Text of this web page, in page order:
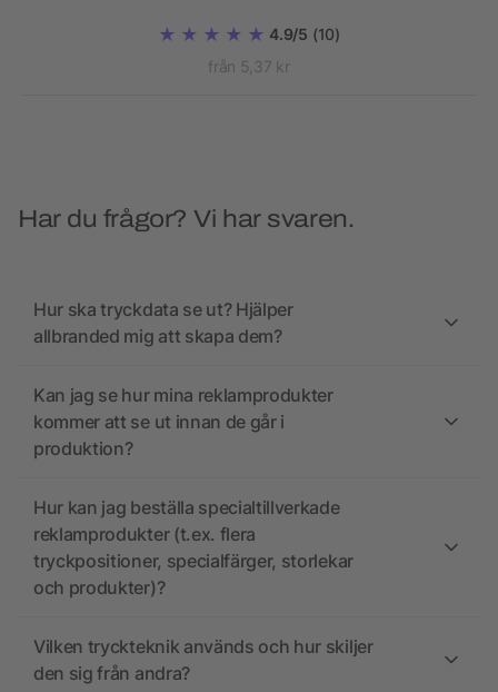
4.9/5 (10)
från 5,37 kr
Har du frågor? Vi har svaren.
Hur ska tryckdata se ut? Hjälper
allbranded mig att skapa dem?
Kan jag se hur mina reklamprodukter
kommer att se ut innan de går i
produktion?
Hur kan jag beställa specialtillverkade
reklamprodukter (t.ex. flera
tryckpositioner, specialfärger, storlekar
och produkter)?
Vilken tryckteknik används och hur skiljer
den sig från andra?